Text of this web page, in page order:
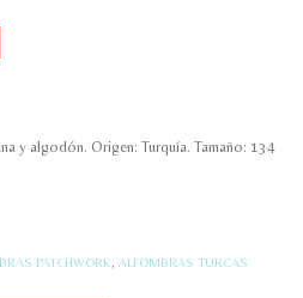
y algodón. Origen: Turquía. Tamaño: 134
PATCHWORK ALFOMBRAS TURCAS